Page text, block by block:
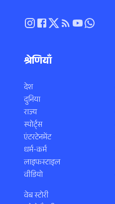
श्रेणियाँ
देश
दुनिया
राज्य
स्पोर्ट्स
एंटरटेनमेंट
धर्म-कर्म
लाइफस्टाइल
वीडियो
वेब स्टोरी